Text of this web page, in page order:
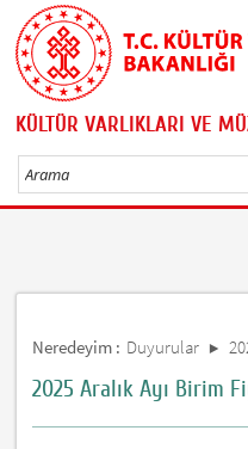
KÜLTÜR VARLIKLARI VE
Neredeyim : Duyurular
2025 Aralık Ayı Birim